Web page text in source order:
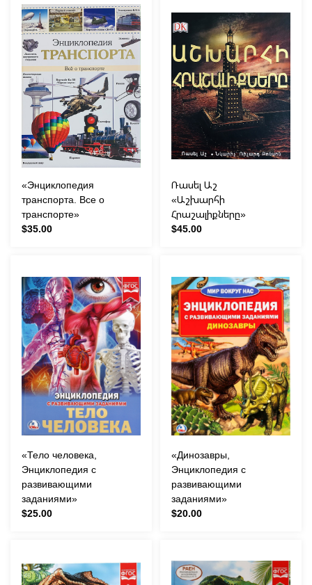
«Энциклопедия
транспорта. Все о
транспорте»
$35.00
Ռասել Աշ
«Աշխարհի
Հրաշալիքները»
$45.00
«Тело человека,
Энциклопедия с
развивающими
заданиями»
$25.00
«Динозавры,
Энциклопедия с
развивающими
заданиями»
$20.00